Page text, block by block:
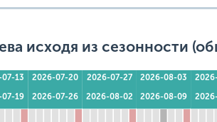
исходя из сезонности
13
19
2026-07-20
2026-07-26
2026-07-27
2026-08-02
2026-08-03
2026-08-09